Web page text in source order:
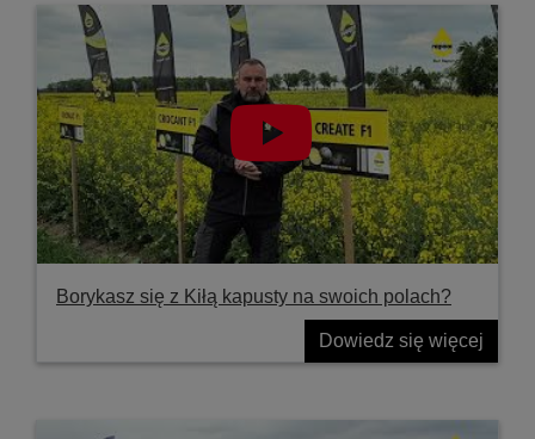
Borykasz się z Kiłą kapusty na swoich polach?
Dowiedz się więcej